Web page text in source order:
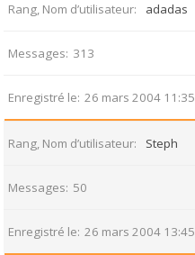
Rang, Nom d’utilisateur adadas
Messages 313
Enregistré le 26 mars 2004 11:35
Rang, Nom d’utilisateur Steph
Messages 50
Enregistré le 26 mars 2004 13:45